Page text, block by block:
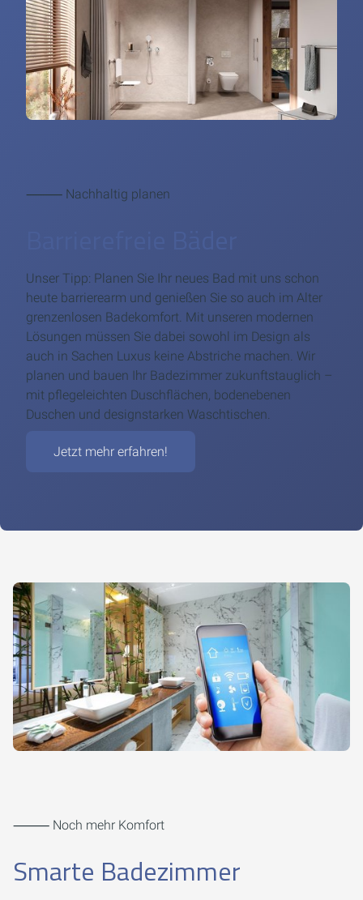
⸻ Nachhaltig planen
Unser Tipp: Planen Sie Ihr neues Bad mit uns schon
heute barrierearm und genießen Sie so auch im Alter
grenzenlosen Badekomfort. Mit unseren modernen
Lösungen müssen Sie dabei sowohl im Design als
auch in Sachen Luxus keine Abstriche machen. Wir
planen und bauen Ihr Badezimmer zukunftstauglich –
mit pflegeleichten Duschflächen, bodenebenen
Duschen und designstarken Waschtischen.
Jetzt mehr erfahren!
⸻ Noch mehr Komfort
Smarte Badezimmer